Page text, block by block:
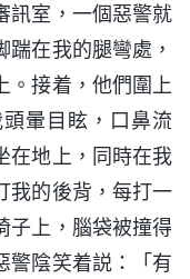
訊室，一個惡警就
在我的腿彎處，
。接着，他們圍上
暈目眩，口鼻流
在地上，同時在我
我的後背，每打一
子上，腦袋被撞得
警陰笑着説：「有